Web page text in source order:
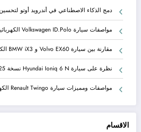
دمج الذكاء الاصطناعي في أندرويد أوتو
مواصفات سيارة Volkswagen ID.Polo الكهربائية 2026
مقارنة بين سيارة Volvo EX60 و BMW iX3 الكهربائية
نظرة على سيارة Hyundai Ioniq 6 N نسخة 2025 الكهربائية
مواصفات ومميزات سيارة Renault Twingo الكهربائية 2026
الاقسام